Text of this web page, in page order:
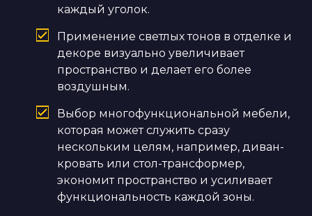
каждый уголок.
Применение светлых тонов в отделке и
декоре визуально увеличивает
пространство и делает его более
воздушным.
Выбор многофункциональной мебели,
которая может служить сразу
нескольким целям, например, диван-
кровать или стол-трансформер,
экономит пространство и усиливает
функциональность каждой зоны.